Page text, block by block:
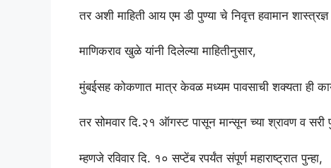
तर अशी माहिती आय एम डी पुण्या चे निवृत्त हवामान
माणिकराव खुळे यांनी दिलेल्या माहितीनुसार,
मुंबईसह कोकणात मात्र केवळ मध्यम पावसाची शक्यता ही
तर सोमवार दि.२१ ऑगस्ट पासून मान्सून च्या श्रावण व
म्हणजे रविवार दि. १० सप्टेंब रपर्यंत संपूर्ण महाराष्ट्रात पुन्हा,